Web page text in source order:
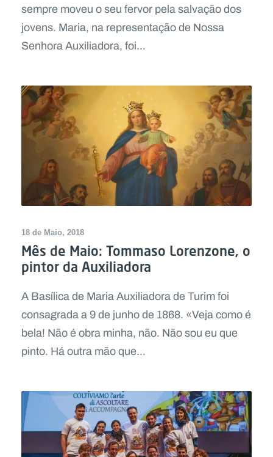
sempre moveu o seu fervor pela salvação dos
jovens. Maria, na representação de Nossa
Senhora Auxiliadora, foi...
18 de Maio, 2018
Mês de Maio: Tommaso Lorenzone, o
pintor da Auxiliadora
A Basílica de Maria Auxiliadora de Turim foi
consagrada a 9 de junho de 1868. «Veja como é
bela! Não é obra minha, não. Não sou eu que
pinto. Há outra mão que...